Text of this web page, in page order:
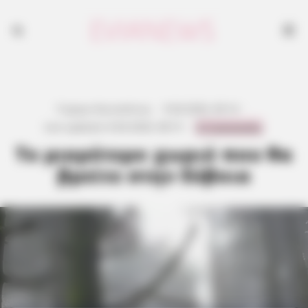
Το μικρότερο χωριό που θα
βρείτε στην Εύβοια